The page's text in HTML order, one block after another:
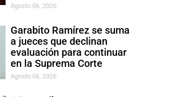
Agosto 06, 2026
Garabito Ramírez se suma
a jueces que declinan
evaluación para continuar
en la Suprema Corte
Agosto 06, 2026